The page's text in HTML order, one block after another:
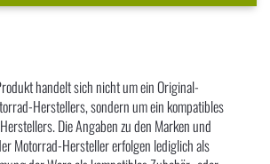
handelt sich nicht um ein Original-
Herstellers, sondern um ein kompatibles
Die Angaben zu den Marken und
Motorrad-Hersteller erfolgen lediglich als